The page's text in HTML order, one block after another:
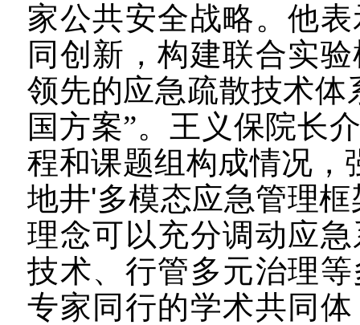
家公共安全战略。他
同创新，构建联合实
领先的应急疏散技术体
国方案”。王义保院长
程和课题组构成情况，
地井'多模态应急管理
理念可以充分调动应
技术、行管多元治理
专家同行的学术共同